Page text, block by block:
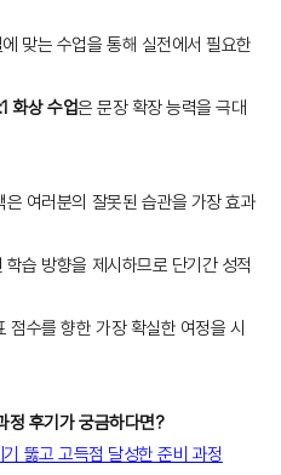
맞는 수업을 통해 실전에서 필요한
화상 수업은 문장 확장 능력을 극대
여러분의 잘못된 습관을 가장 효과
학습 방향을 제시하므로 단기간 성적
점수를 향한 가장 확실한 여정을 시
정 후기가 궁금하다면?
뚫고 고득점 달성한 준비 과정